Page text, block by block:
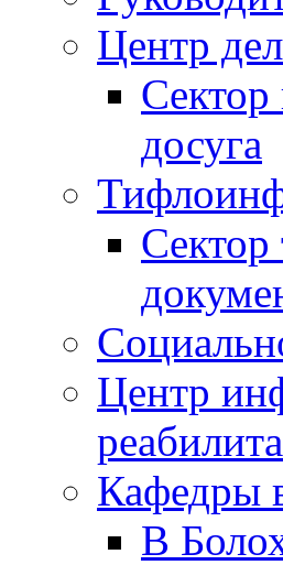
Центр
досуга
Центр
Кафедры
В